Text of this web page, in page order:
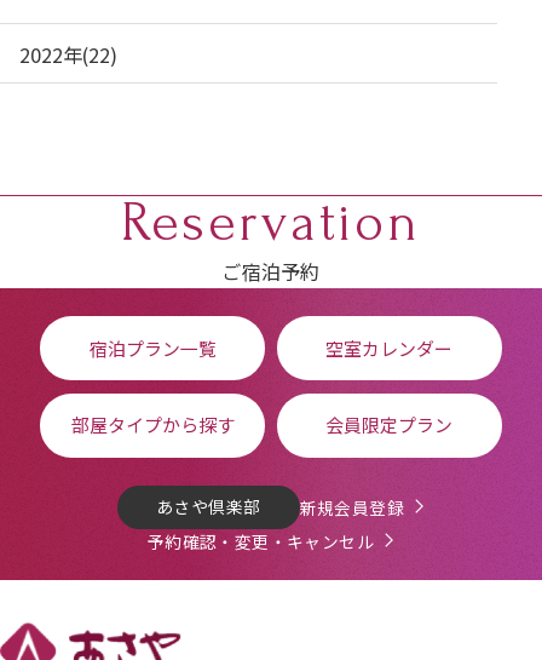
2022年(22)
Reservation
ご宿泊予約
宿泊プラン一覧 空室カレンダー
部屋タイプから探す 会員限定プラン
あさや倶楽部
新規会員登録
予約確認・変更・キャンセル